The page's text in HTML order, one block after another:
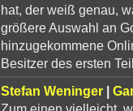
hat, der weiß genau,
größere Auswahl an
hinzugekommene
Besitzer des ersten
Stefan Weninger|